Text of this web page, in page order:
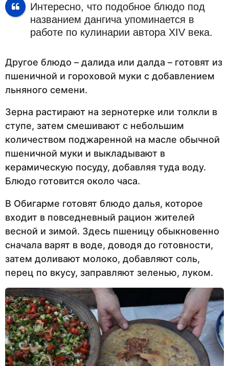
Интересно, что подобное блюдо под
названием дангича упоминается в
работе по кулинарии автора ХIV века.
Другое блюдо – далида или далда – готовят из
пшеничной и гороховой муки с добавлением
льняного семени.
Зерна растирают на зернотерке или толкли в
ступе, затем смешивают с небольшим
количеством поджаренной на масле обычной
пшеничной муки и выкладывают в
керамическую посуду, добавляя туда воду.
Блюдо готовится около часа.
В Обигарме готовят блюдо далья, которое
входит в повседневный рацион жителей
весной и зимой. Здесь пшеницу обыкновенно
сначала варят в воде, доводя до готовности,
затем доливают молоко, добавляют соль,
перец по вкусу, заправляют зеленью, луком.